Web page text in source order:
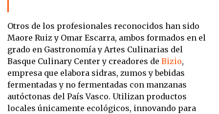
Otros de los profesionales reconocidos han sido
Maore Ruiz y Omar Escarra, ambos formados en el
grado en Gastronomía y Artes Culinarias del
Basque Culinary Center y creadores de Bizio,
empresa que elabora sidras, zumos y bebidas
fermentadas y no fermentadas con manzanas
autóctonas del País Vasco. Utilizan productos
locales únicamente ecológicos, innovando para